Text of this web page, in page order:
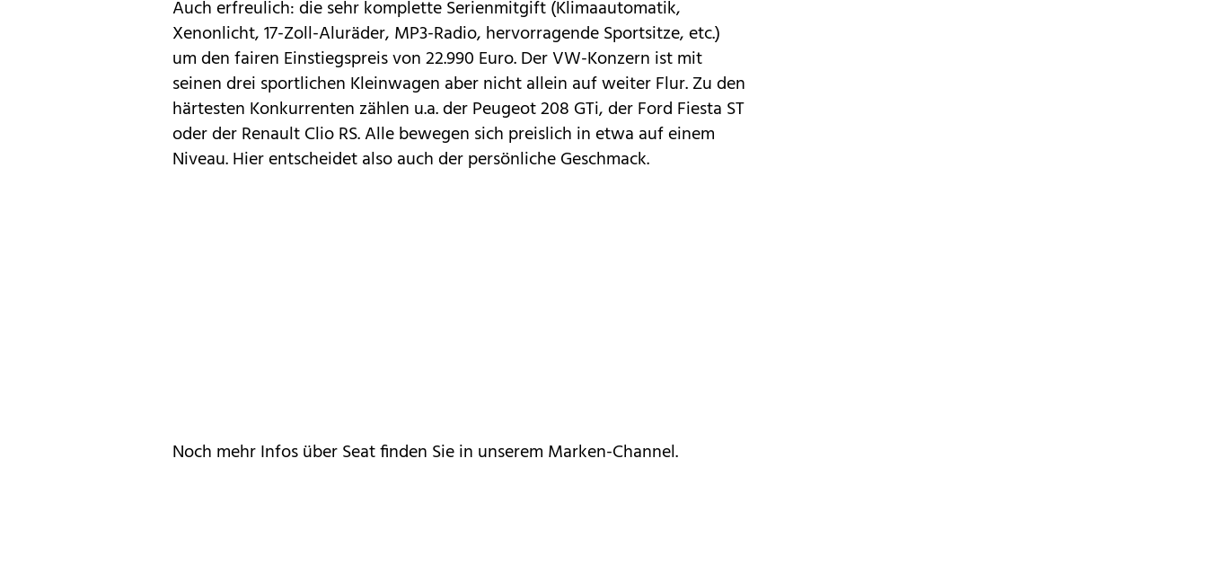
Auch erfreulich: die sehr komplette Serienmitgift (Klimaautomatik,
Xenonlicht, 17-Zoll-Aluräder, MP3-Radio, hervorragende Sportsitze, etc.)
um den fairen Einstiegspreis von 22.990 Euro. Der VW-Konzern ist mit
seinen drei sportlichen Kleinwagen aber nicht allein auf weiter Flur. Zu den
härtesten Konkurrenten zählen u.a. der Peugeot208 GTi, der Ford Fiesta ST
oder der RenaultClio RS. Alle bewegen sich preislich in etwa auf einem
Niveau. Hier entscheidet also auch der persönliche Geschmack.
Noch mehr Infos über Seat finden Sie in unserem Marken-Channel.